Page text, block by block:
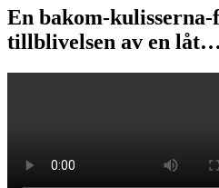
En bakom-
tillblivelsen av en låt…